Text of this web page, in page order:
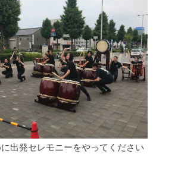
出発セレモニーをやってください